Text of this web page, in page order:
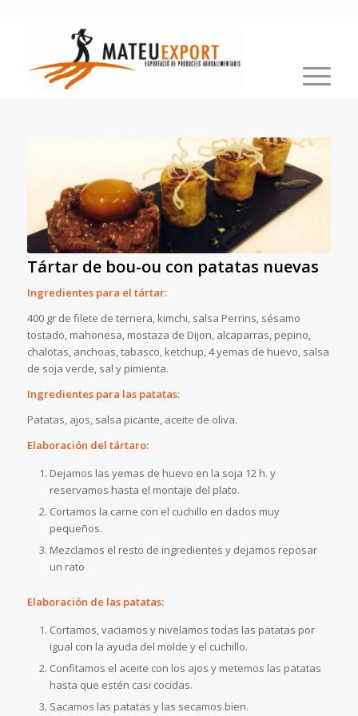
Tártar de bou-ou con patatas nuevas
Ingredientes para el tártar:
400 gr de filete de ternera, kimchi, salsa Perrins, sésamo
tostado, mahonesa, mostaza de Dijon, alcaparras, pepino,
chalotas, anchoas, tabasco, ketchup, 4 yemas de huevo, salsa
de soja verde, sal y pimienta.
Ingredientes para las patatas:
Patatas, ajos, salsa picante, aceite de oliva.
Elaboración del tártaro:
Dejamos las yemas de huevo en la soja 12 h. y
reservamos hasta el montaje del plato.
Cortamos la carne con el cuchillo en dados muy
pequeños.
Mezclamos el resto de ingredientes y dejamos reposar
un rato
Elaboración de las patatas:
Cortamos, vaciamos y nivelamos todas las patatas por
igual con la ayuda del molde y el cuchillo.
Confitamos el aceite con los ajos y metemos las patatas
hasta que estén casi cocidas.
Sacamos las patatas y las secamos bien.